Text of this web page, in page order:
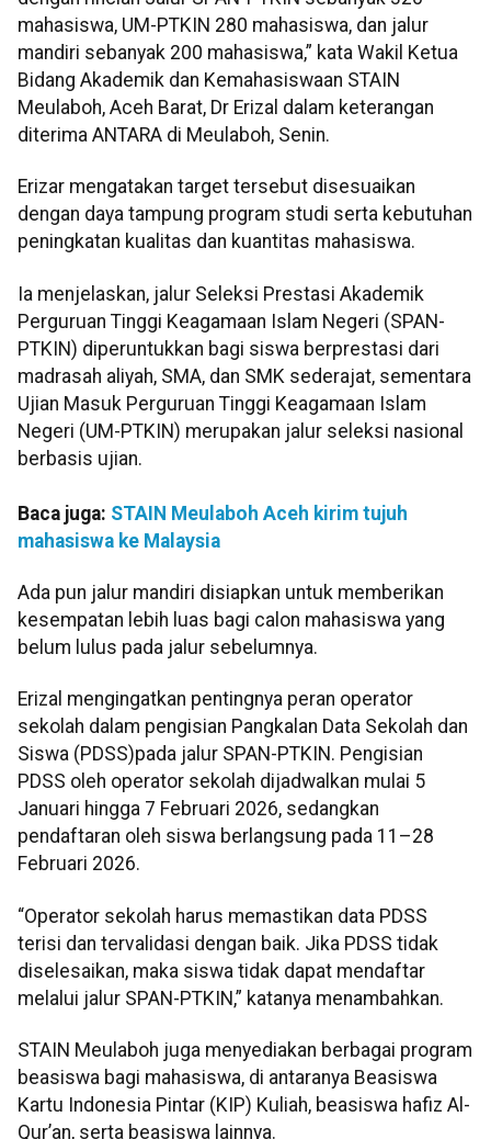
mahasiswa, UM-PTKIN 280 mahasiswa, dan jalur
mandiri sebanyak 200 mahasiswa,” kata Wakil Ketua
Bidang Akademik dan Kemahasiswaan STAIN
Meulaboh, Aceh Barat, Dr Erizal dalam keterangan
diterima ANTARA di Meulaboh, Senin.
Erizar mengatakan target tersebut disesuaikan
dengan daya tampung program studi serta kebutuhan
peningkatan kualitas dan kuantitas mahasiswa.
Ia menjelaskan, jalur Seleksi Prestasi Akademik
Perguruan Tinggi Keagamaan Islam Negeri (SPAN-
PTKIN) diperuntukkan bagi siswa berprestasi dari
madrasah aliyah, SMA, dan SMK sederajat, sementara
Ujian Masuk Perguruan Tinggi Keagamaan Islam
Negeri (UM-PTKIN) merupakan jalur seleksi nasional
berbasis ujian.
Baca juga: STAIN Meulaboh Aceh kirim tujuh
mahasiswa ke Malaysia
Ada pun jalur mandiri disiapkan untuk memberikan
kesempatan lebih luas bagi calon mahasiswa yang
belum lulus pada jalur sebelumnya.
Erizal mengingatkan pentingnya peran operator
sekolah dalam pengisian Pangkalan Data Sekolah dan
Siswa (PDSS)pada jalur SPAN-PTKIN. Pengisian
PDSS oleh operator sekolah dijadwalkan mulai 5
Januari hingga 7 Februari 2026, sedangkan
pendaftaran oleh siswa berlangsung pada 11–28
Februari 2026.
“Operator sekolah harus memastikan data PDSS
terisi dan tervalidasi dengan baik. Jika PDSS tidak
diselesaikan, maka siswa tidak dapat mendaftar
melalui jalur SPAN-PTKIN,” katanya menambahkan.
STAIN Meulaboh juga menyediakan berbagai program
beasiswa bagi mahasiswa, di antaranya Beasiswa
Kartu Indonesia Pintar (KIP) Kuliah, beasiswa hafiz Al-
Qur’an, serta beasiswa lainnya.